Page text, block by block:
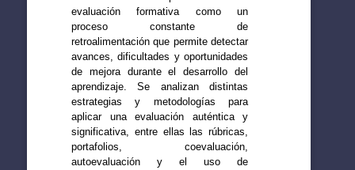
evaluación formativa como un
proceso constante de
retroalimentación que permite detectar
avances, dificultades y oportunidades
de mejora durante el desarrollo del
aprendizaje. Se analizan distintas
estrategias y metodologías para
aplicar una evaluación auténtica y
significativa, entre ellas las rúbricas,
portafolios, coevaluación,
autoevaluación y el uso de